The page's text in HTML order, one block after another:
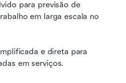
para previsão de
em larga escala no
e direta para
em serviços.